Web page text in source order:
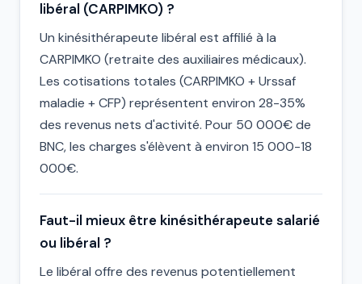
libéral (CARPIMKO) ?
Un kinésithérapeute libéral est affilié à la
CARPIMKO (retraite des auxiliaires médicaux).
Les cotisations totales (CARPIMKO + Urssaf
maladie + CFP) représentent environ 28-35%
des revenus nets d'activité. Pour 50 000€ de
BNC, les charges s'élèvent à environ 15 000-18
000€.
Faut-il mieux être kinésithérapeute salarié
ou libéral ?
Le libéral offre des revenus potentiellement